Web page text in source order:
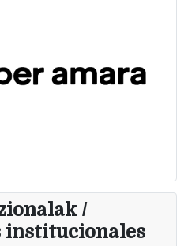
/
institucionales